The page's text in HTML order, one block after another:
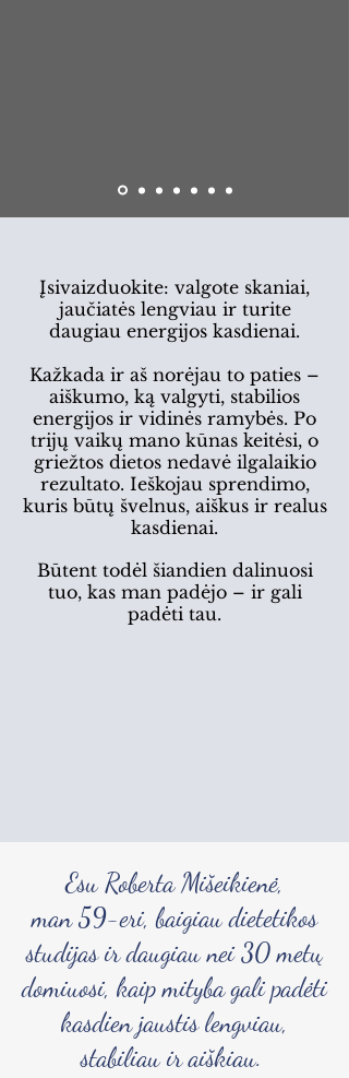
Įsivaizduokite: valgote skaniai,
jaučiatės lengviau ir turite
daugiau energijos kasdienai.
Kažkada ir aš norėjau to paties –
aiškumo, ką valgyti, stabilios
energijos ir vidinės ramybės. Po
trijų vaikų mano kūnas keitėsi, o
griežtos dietos nedavė ilgalaikio
rezultato. Ieškojau sprendimo,
kuris būtų švelnus, aiškus ir realus
kasdienai.
Būtent todėl šiandien dalinuosi
tuo, kas man padėjo – ir gali
padėti tau.
Esu Roberta Mišeikienė,
man 59-eri, baigiau dietetikos
studijas ir daugiau nei 30 metų
domiuosi, kaip mityba gali padėti
kasdien jaustis lengviau,
stabiliau ir aiškiau.